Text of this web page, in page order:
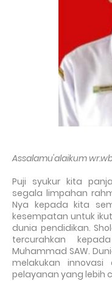
Assalamu'alaikum
Puji syukur kita
segala limpahan
Nya kepada kita
kesempatan untuk
dunia pendidikan.
tercurahkan
Muhammad SAW.
melakukan
pelayanan yang lebih